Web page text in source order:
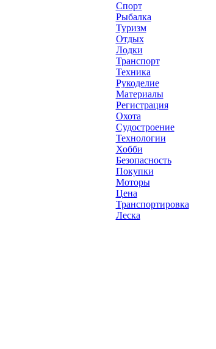
Спорт
Рыбалка
Туризм
Отдых
Лодки
Транспорт
Техника
Рукоделие
Материалы
Регистрация
Охота
Судостроение
Технологии
Хобби
Безопасность
Покупки
Моторы
Цена
Транспортировка
Леска